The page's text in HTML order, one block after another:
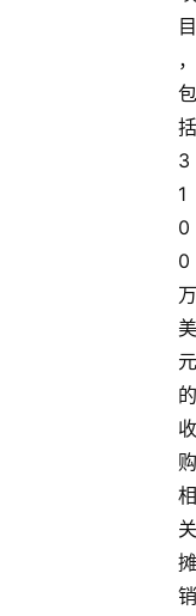
目
，
包
括
3
1
0
0
万
美
元
的
收
购
相
关
摊
销